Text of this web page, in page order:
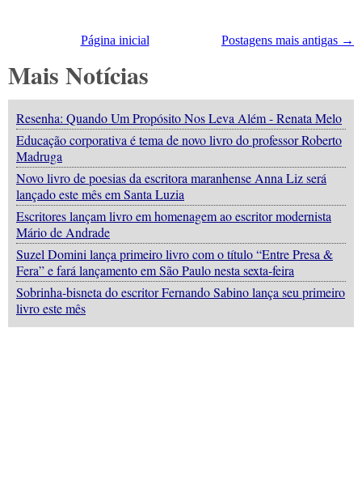
Postagens mais antigas →
Página inicial
Mais Notícias
Resenha: Quando Um Propósito Nos Leva Além - Renata Melo
Educação corporativa é tema de novo livro do professor Roberto
Madruga
Novo livro de poesias da escritora maranhense Anna Liz será
lançado este mês em Santa Luzia
Escritores lançam livro em homenagem ao escritor modernista
Mário de Andrade
Suzel Domini lança primeiro livro com o título “Entre Presa &
Fera” e fará lançamento em São Paulo nesta sexta-feira
Sobrinha-bisneta do escritor Fernando Sabino lança seu primeiro
livro este mês